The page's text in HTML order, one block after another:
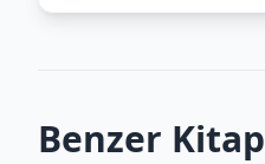
Benzer